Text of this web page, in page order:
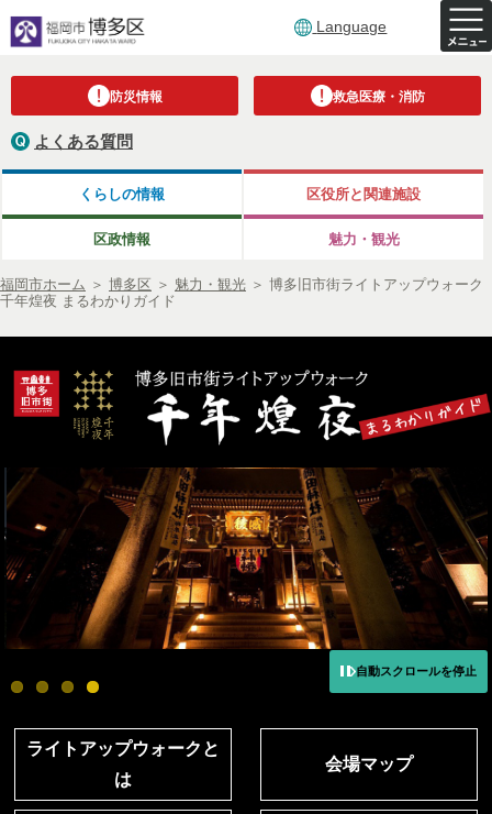
Language
防災情報 救急医療・消防
よくある質問
くらしの情報 区役所と関連施設
区政情報 魅力・観光
福岡市ホーム ＞ 博多区 ＞ 魅力・観光 ＞ 博多旧市街ライトアップウォーク
千年煌夜 まるわかりガイド
自動スクロールを停止
ライトアップウォークと
は
会場マップ